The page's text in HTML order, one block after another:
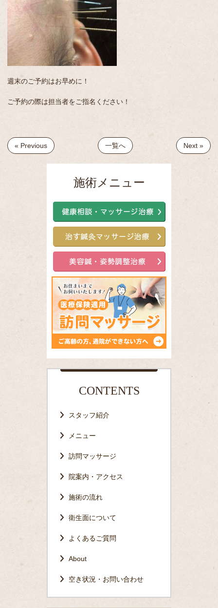
週末のご予約はお早めに！
ご予約の際は担当者をご指名ください！
« Previous 一覧へ Next »
施術メニュー
CONTENTS
スタッフ紹介
メニュー
訪問マッサージ
院案内・アクセス
施術の流れ
衛生面について
よくあるご質問
About
空き状況・お問い合わせ